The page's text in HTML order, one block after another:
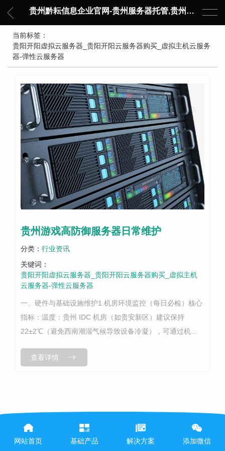
贵州黔耘信息企业官网-贵州服务器托管,贵州主机托管,云服务器托管,数据中心托管,网络设备托管,服务器租用,托管服务提供商,服务器管理-黔耘信息 贵州数据中心机柜租用-专业贵州IDC托管服务器维修
当前标签：
贵阳开阳虚拟云服务器_贵阳开阳云服务器购买_虚拟主机云服务
器-弹性云服务器
贵州游戏高防御服务器日常维护
分类： 行业资讯
关键词：
贵阳开阳虚拟云服务器_贵阳开阳云服务器购买_虚拟主机
云服务器-弹性云服务器
一、硬件与基础设施维护1.机房环境监控（每日必检）核心
指标：温度：贵州 IDC 机房（如贵安新区）建议保持
22±2℃（避免西南潮湿气候导致设备冷凝），可通过机房
需启动..机（...
查看详情
网站首页 基础产品 解决方案 添加微信